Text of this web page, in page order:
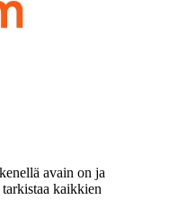
avain on ja
kaikkien